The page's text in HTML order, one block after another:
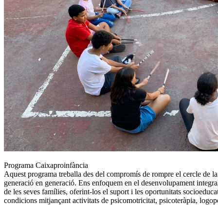
Programa Caixaproinfància
Aquest programa treballa des del compromís de rompre el cercle de
generació en generació. Ens enfoquem en el desenvolupament
de les seves famílies, oferint-los el suport i les oportunitats
condicions mitjançant activitats de psicomotricitat, psicoteràpia,